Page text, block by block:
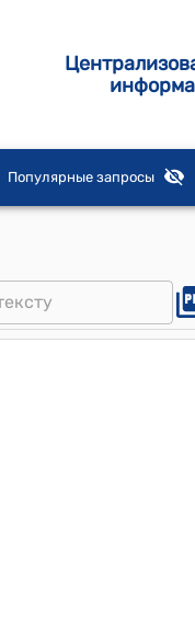
Популярные запросы